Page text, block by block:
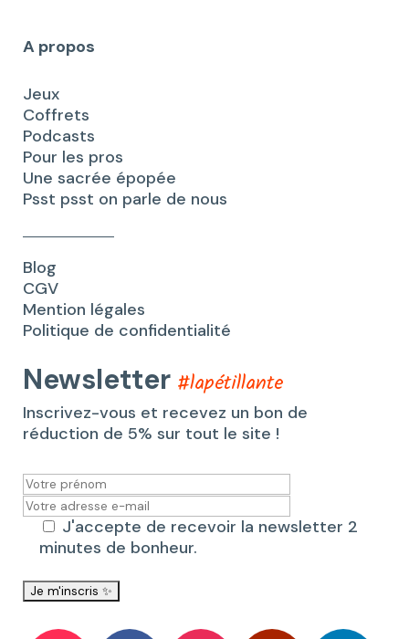
A propos
Jeux
Coffrets
Podcasts
Pour les pros
Une sacrée épopée
Psst psst on parle de nous
Blog
CGV
Mention légales
Politique de confidentialité
Newsletter #lapétillante
Inscrivez-vous et recevez un bon de
réduction de 5% sur tout le site !
J'accepte de recevoir la newsletter 2
minutes de bonheur.